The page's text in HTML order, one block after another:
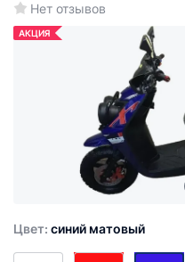
Нет отзывов
АКЦИЯ
Цвет: синий матовый